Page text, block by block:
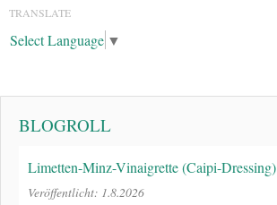
TRANSLATE
Select Language ▼
BLOGROLL
Limetten-Minz-Vinaigrette (Caipi-Dressing)
Veröffentlicht: 1.8.2026